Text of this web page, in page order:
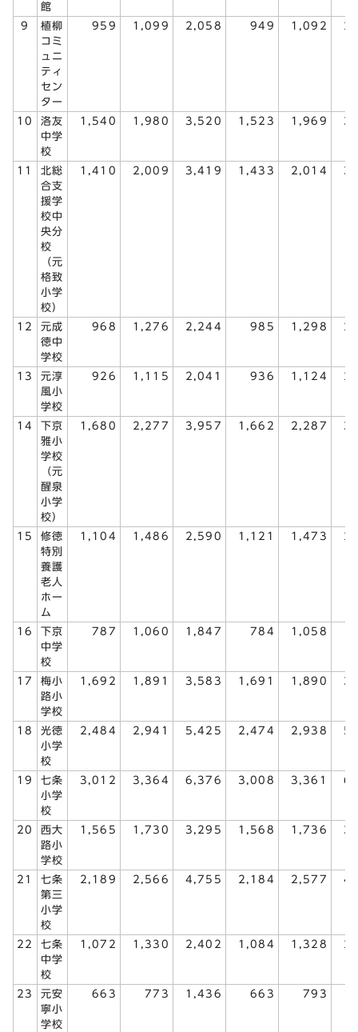
館
9
植柳
コミ
ュニ
ティ
セン
ター
959 1,099 2,058 949 1,092
10
洛友
中学
校
1,540 1,980 3,520 1,523 1,969
11
北総
合支
援学
校中
央分
校
（元
格致
小学
校）
1,410 2,009 3,419 1,433 2,014
12
元成
徳中
学校
968 1,276 2,244 985 1,298
13
元淳
風小
学校
926 1,115 2,041 936 1,124
14
下京
雅小
学校
（元
醒泉
小学
校）
1,680 2,277 3,957 1,662 2,287
15
修徳
特別
養護
老人
ホー
ム
1,104 1,486 2,590 1,121 1,473
16
下京
中学
校
787 1,060 1,847 784 1,058
17
梅小
路小
学校
1,692 1,891 3,583 1,691 1,890
18
光徳
小学
校
2,484 2,941 5,425 2,474 2,938
19
七条
小学
校
3,012 3,364 6,376 3,008 3,361
20
西大
路小
学校
1,565 1,730 3,295 1,568 1,736
21
七条
第三
小学
校
2,189 2,566 4,755 2,184 2,577
22
七条
中学
校
1,072 1,330 2,402 1,084 1,328
23
元安
寧小
学校
663 773 1,436 663 793